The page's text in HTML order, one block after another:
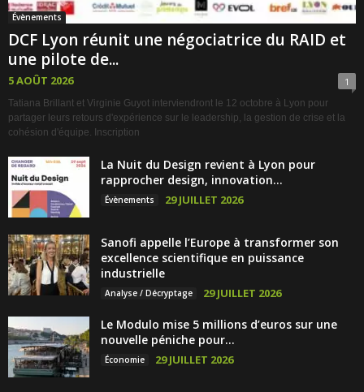
Évènements
DCF Lyon réunit une négociatrice du RAID et
une pilote de...
5 AOÛT 2026 1
Tatiana Brillant et Virginie Guyot interviendront le 12 octobre à Lyon pour
partager leurs retours d'expérience sur le leadership, la gestion de crise et la
cohésion d'équipe. Inscription
La Nuit du Design revient à Lyon pour
rapprocher design, innovation...
Évènements 29 JUILLET 2026
Sanofi appelle l’Europe à transformer son
excellence scientifique en puissance
industrielle
Analyse / Décryptage 29 JUILLET 2026
Le Modulo mise 5 millions d’euros sur une
nouvelle péniche pour...
Économie 29 JUILLET 2026